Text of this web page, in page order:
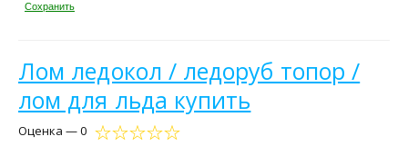
Сохранить
Лом ледокол / ледоруб топор /
лом для льда купить
Оценка — 0